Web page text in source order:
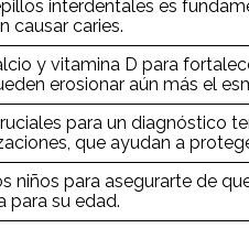
interdentales es
causar caries.
y vitamina D para
erosionar aún más el
para un
que ayudan a
niños para asegurarte de
para su edad.